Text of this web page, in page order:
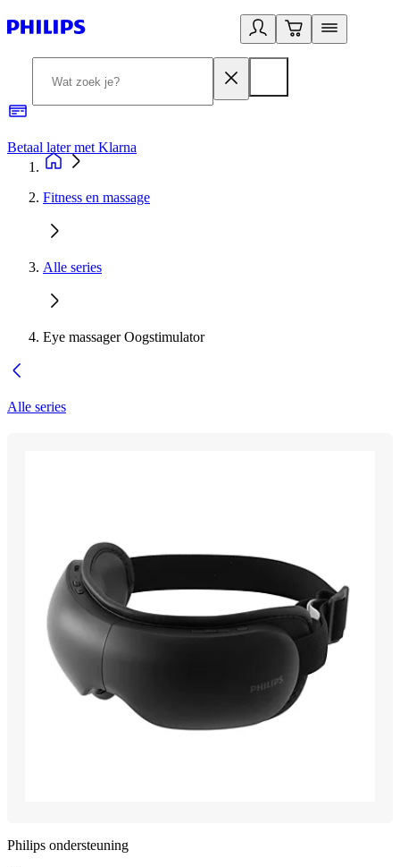
Betaal later met Klarna
Fitness en massage
Alle series
Eye massager Oogstimulator
Alle series
Philips ondersteuning